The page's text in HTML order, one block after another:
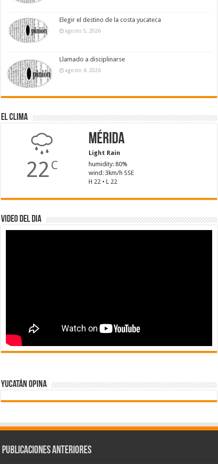
Elegir el destino de la costa yucateca
agosto 5, 2026
Llamado a disciplinarse
agosto 4, 2026
El Clima
22 C
Mérida
Light Rain
humidity: 80%
wind: 3km/h SSE
H 22 • L 22
Video del dia
Yucatán Opina
Publicaciones Anteriores